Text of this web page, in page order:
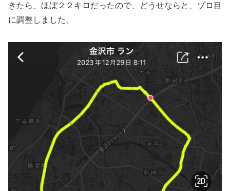
きたら、ほぼ２２キロだったので、どうせならと、ゾロ目
に調整しました。